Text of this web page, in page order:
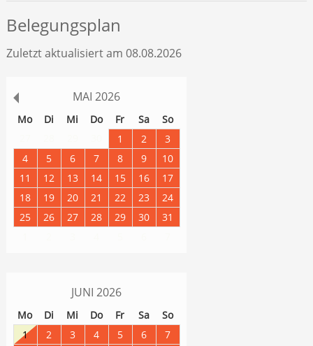
Belegungsplan
Zuletzt aktualisiert am 08.08.2026
MAI 2026
Mo Di Mi Do Fr Sa
So
1 2
3
4
5 6 7 8 9
10
11
12 13 14 15 16
17
18
19 20 21 22 23
24
25
26 27 28 29 30
31
JUNI 2026
Mo Di Mi Do Fr Sa
So
1
2 3 4 5 6
7